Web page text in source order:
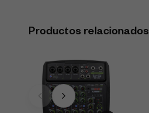
Productos relacionados